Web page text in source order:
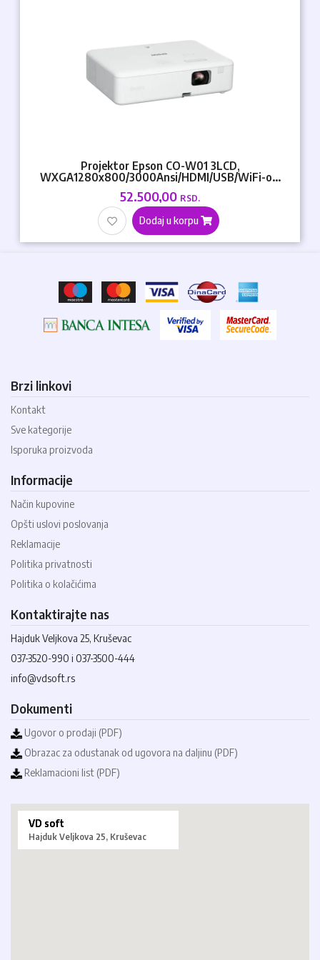
Projektor Epson CO-W01 3LCD,
WXGA1280x800/3000Ansi/HDMI/USB/WiFi-o...
52.500,00 RSD.
Dodaj u korpu
Brzi linkovi
Kontakt
Sve kategorije
Isporuka proizvoda
Informacije
Način kupovine
Opšti uslovi poslovanja
Reklamacije
Politika privatnosti
Politika o kolačićima
Kontaktirajte nas
Hajduk Veljkova 25, Kruševac
037-3520-990 i 037-3500-444
info@vdsoft.rs
Dokumenti
Ugovor o prodaji (PDF)
Obrazac za odustanak od ugovora na daljinu (PDF)
Reklamacioni list (PDF)
VD soft
Hajduk Veljkova 25, Kruševac